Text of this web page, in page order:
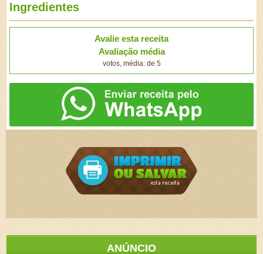
Ingredientes
Avalie esta receita
Avaliação média
votos, média: de 5
ANÚNCIO